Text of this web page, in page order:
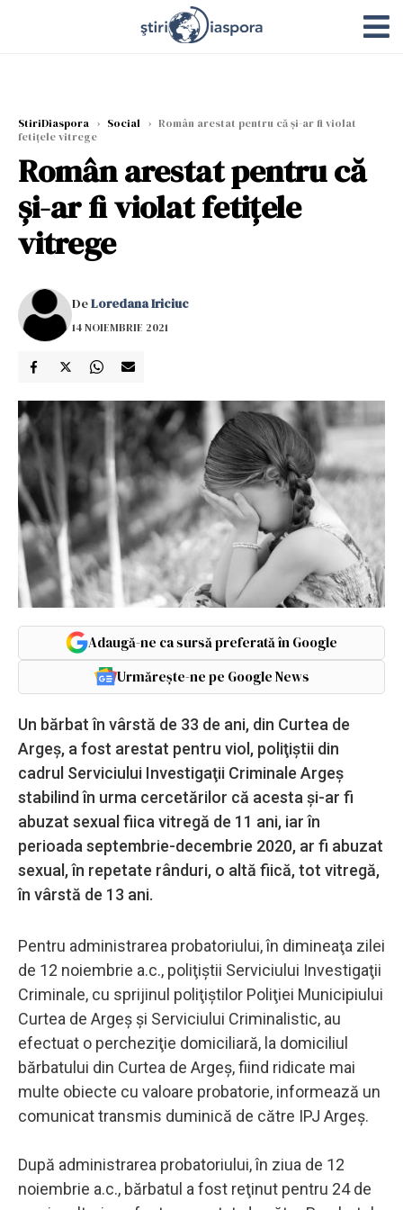
StiriDiaspora › Social › Român arestat pentru că şi-ar fi violat
fetițele vitrege
Român arestat pentru că
şi-ar fi violat fetițele
vitrege
DeLoredana Iriciuc
14 NOIEMBRIE 2021
Adaugă-ne ca sursă preferată în Google
Urmărește-ne pe Google News
Un bărbat în vârstă de 33 de ani, din Curtea de
Argeş, a fost arestat pentru viol, poliţiştii din
cadrul Serviciului Investigaţii Criminale Argeş
stabilind în urma cercetărilor că acesta şi-ar fi
abuzat sexual fiica vitregă de 11 ani, iar în
perioada septembrie-decembrie 2020, ar fi abuzat
sexual, în repetate rânduri, o altă fiică, tot vitregă,
în vârstă de 13 ani.
Pentru administrarea probatoriului, în dimineaţa zilei
de 12 noiembrie a.c., poliţiştii Serviciului Investigaţii
Criminale, cu sprijinul poliţiştilor Poliţiei Municipiului
Curtea de Argeş şi Serviciului Criminalistic, au
efectuat o percheziţie domiciliară, la domiciliul
bărbatului din Curtea de Argeş, fiind ridicate mai
multe obiecte cu valoare probatorie, informează un
comunicat transmis duminică de către IPJ Argeş.
După administrarea probatoriului, în ziua de 12
noiembrie a.c., bărbatul a fost reţinut pentru 24 de